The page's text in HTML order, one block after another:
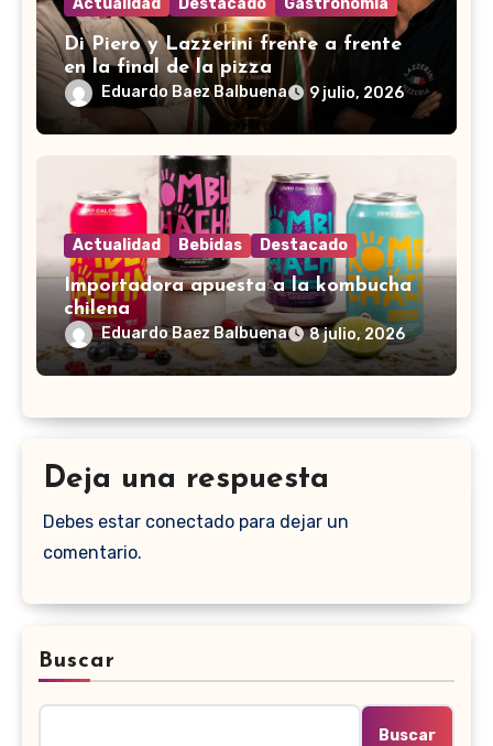
Di Piero y Lazzerini frente a frente
en la final de la pizza
Eduardo Baez Balbuena 9 julio, 2026
Actualidad Bebidas Destacado
Importadora apuesta a la kombucha
chilena
Eduardo Baez Balbuena 8 julio, 2026
Deja una respuesta
Debes estar conectado para dejar un
comentario.
Buscar
Buscar